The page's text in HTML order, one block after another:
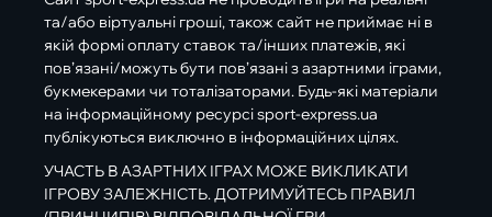
та/або віртуальні гроші, також сайт не приймає ні в
якій формі оплату ставок та/інших платежів, які
пов’язані/можуть бути пов’язані з азартними іграми,
букмекерами чи тоталізаторами. Будь-які матеріали
на інформаційному ресурсі sport-express.ua
публікуються виключно в інформаційних цілях.
УЧАСТЬ В АЗАРТНИХ ІГРАХ МОЖЕ ВИКЛИКАТИ
ІГРОВУ ЗАЛЕЖНІСТЬ. ДОТРИМУЙТЕСЬ ПРАВИЛ